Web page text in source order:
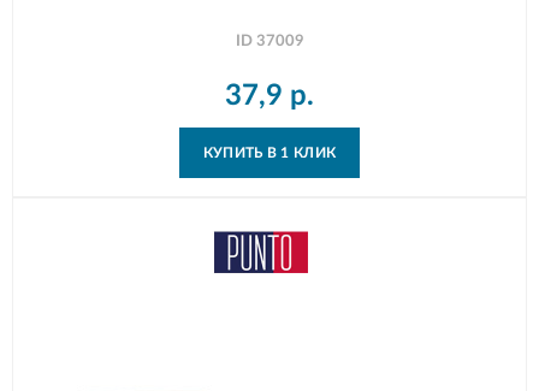
ID 37009
37,9 р.
КУПИТЬ В 1 КЛИК